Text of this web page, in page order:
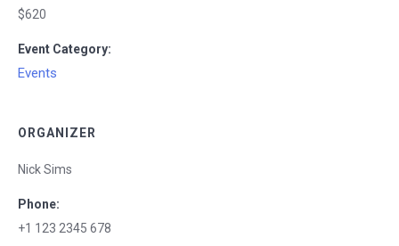
$620
Event Category:
Events
ORGANIZER
Nick Sims
Phone:
+1 123 2345 678